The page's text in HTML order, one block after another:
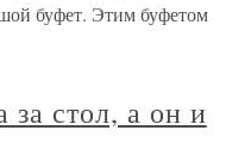
буфет. Этим буфетом
стол, а он и